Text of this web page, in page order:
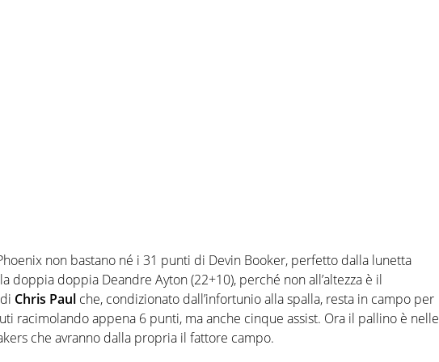
non bastano né i 31 punti di Devin Booker, perfetto dalla lunetta
doppia doppia Deandre Ayton (22+10), perché non all’altezza è il
Chris Paul che, condizionato dall’infortunio alla spalla, resta in campo per
racimolando appena 6 punti, ma anche cinque assist. Ora il pallino è nelle
che avranno dalla propria il fattore campo.